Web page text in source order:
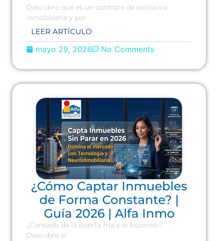
Descubre qué es un contrato de exclusiva
inmobiliaria y por
LEER ARTÍCULO
mayo 29, 2026 No Comments
¿Cómo Captar Inmuebles
de Forma Constante? |
Guía 2026 | Alfa Inmo
¿Cansado de la puerta fría y el buzoneo?
Descubre el